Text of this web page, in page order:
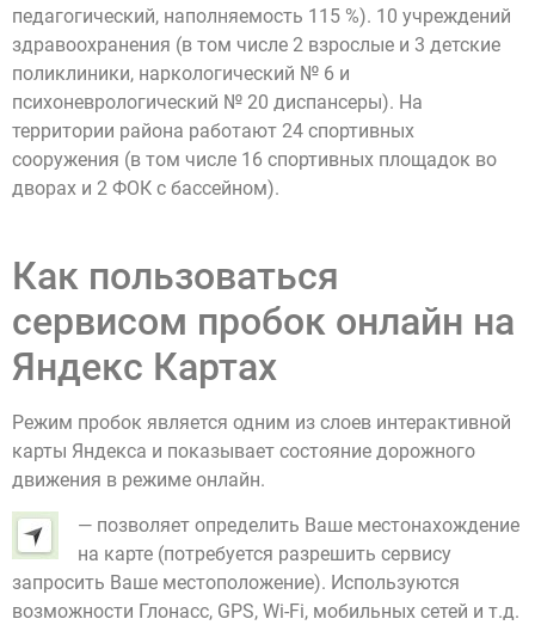
педагогический, наполняемость 115 %). 10 учреждений
здравоохранения (в том числе 2 взрослые и 3 детские
поликлиники, наркологический № 6 и
психоневрологический № 20 диспансеры). На
территории района работают 24 спортивных
сооружения (в том числе 16 спортивных площадок во
дворах и 2 ФОК с бассейном).
Как пользоваться
сервисом пробок онлайн на
Яндекс Картах
Режим пробок является одним из слоев интерактивной
карты Яндекса и показывает состояние дорожного
движения в режиме онлайн.
— позволяет определить Ваше местонахождение
на карте (потребуется разрешить сервису
запросить Ваше местоположение). Используются
возможности Глонасс, GPS, Wi-Fi, мобильных сетей и т.д.